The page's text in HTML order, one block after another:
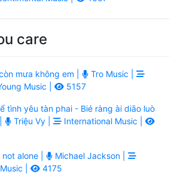
care
mưa không em |
Tro Music |
Music |
5157
tình yêu tàn phai - Bié ràng ài diāo luò
Triệu Vy |
International Music |
alone |
Michael Jackson |
|
4175